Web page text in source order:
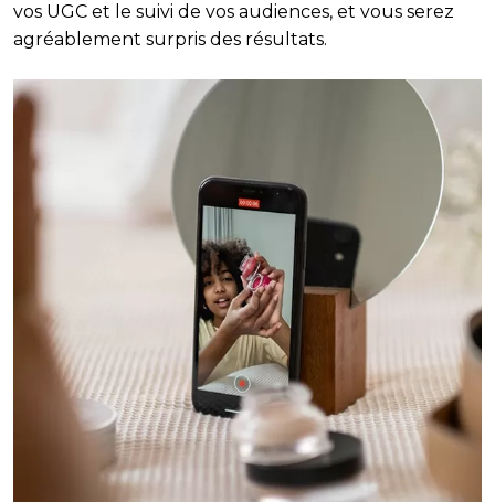
vos UGC et le suivi de vos audiences, et vous serez
agréablement surpris des résultats.